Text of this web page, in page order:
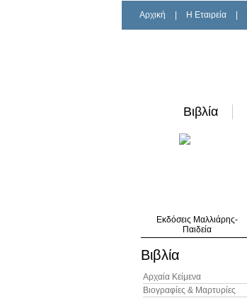
Αρχική H Εταιρεία
Βιβλία
Εκδόσεις Μαλλιάρης-
Παιδεία
Βιβλία
Αρχαία Κείμενα
Βιογραφίες & Μαρτυρίες